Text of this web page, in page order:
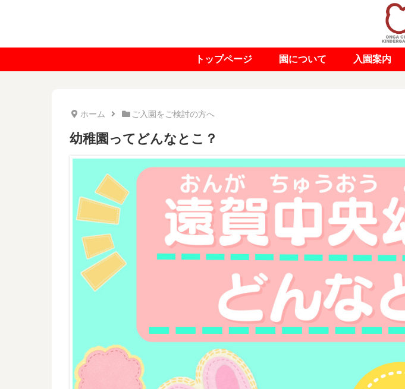
トップページ 園について 入園案内
ホーム ご入園をご検討の方へ
幼稚園ってどんなとこ？